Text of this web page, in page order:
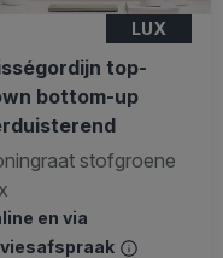
LUX
top-
bottom-up
stofgroene
en via